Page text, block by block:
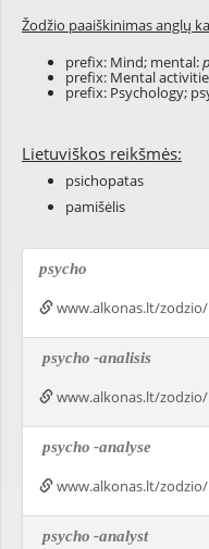
Žodžio paaiškinimas anglų
prefix: Mind; mental:
prefix: Mental
prefix: Psychology;
Lietuviškos reikšmės:
psichopatas
pamišėlis
psycho
www.alkonas.lt/
psycho -analisis
www.alkonas.lt/
psycho -analyse
www.alkonas.lt/
psycho -analyst